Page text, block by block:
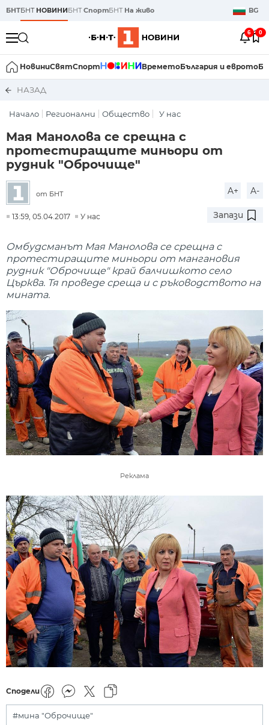
БНТБНТ НОВИНИБНТСпортБНТ На живо BG
6 0
НовиниСвятСпорт ВреметоБългария и еврото
НАЗАД
Начало Регионални Общество У нас
Мая Манолова се срещна с
протестиращите миньори от
рудник "Оброчище"
от БНТ A+ A-
13:59, 05.04.2017 У нас Запази
Омбудсманът Мая Манолова се срещна с
протестиращите миньори от мангановия
рудник "Оброчище" край балчишкото село
Църква. Тя проведе среща и с ръководството на
мината.
Реклама
Сподели
#мина "Оброчище"